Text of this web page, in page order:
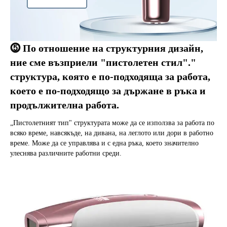
⓹ По отношение на структурния дизайн,
ние сме възприели "пистолетен стил"."
структура, която е по-подходяща за работа,
което е по-подходящо за държане в ръка и
продължителна работа.
„Пистолетният тип" структурата може да се използва за работа по
всяко време, навсякъде, на дивана, на леглото или дори в работно
време. Може да се управлява и с една ръка, което значително
улеснява различните работни среди.